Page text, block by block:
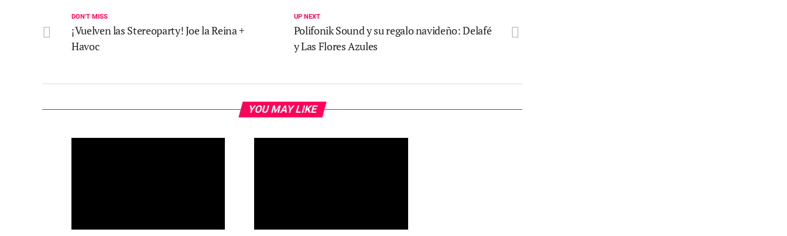
UP NEXT
Polifonik Sound y su regalo navideño: Delafé
y Las Flores Azules
DON'T MISS
¡Vuelven las Stereoparty! Joe la Reina +
Havoc
YOU MAY LIKE